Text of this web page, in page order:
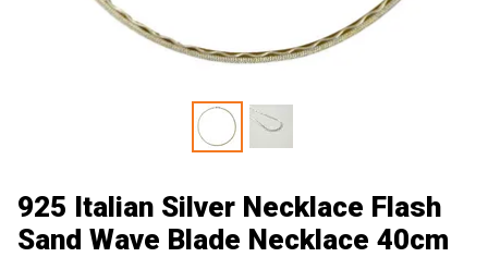
925 Italian Silver Necklace Flash
Sand Wave Blade Necklace 40cm